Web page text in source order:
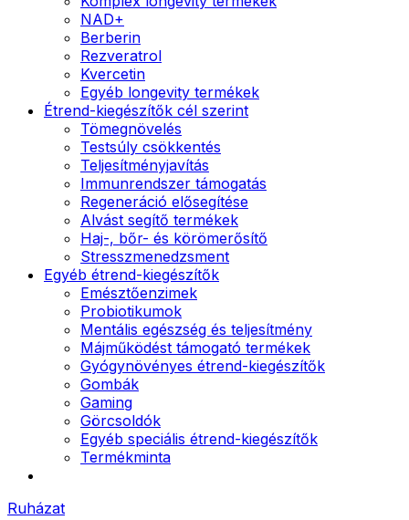
NAD+
Berberin
Rezveratrol
Kvercetin
Egyéb longevity termékek
Étrend-kiegészítők cél szerint
Tömegnövelés
Testsúly csökkentés
Teljesítményjavítás
Immunrendszer támogatás
Regeneráció elősegítése
Alvást segítő termékek
Haj-, bőr- és körömerősítő
Stresszmenedzsment
Egyéb étrend-kiegészítők
Emésztőenzimek
Probiotikumok
Mentális egészség és teljesítmény
Májműködést támogató termékek
Gyógynövényes étrend-kiegészítők
Gombák
Gaming
Görcsoldók
Egyéb speciális étrend-kiegészítők
Termékminta
Ruházat